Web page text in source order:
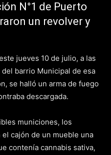
N°1 de Puerto
un revolver y
jueves 10 de julio, a las
barrio Municipal de esa
se halló un arma de fuego
descargada.
municiones, los
cajón de un mueble una
contenía cannabis sativa,